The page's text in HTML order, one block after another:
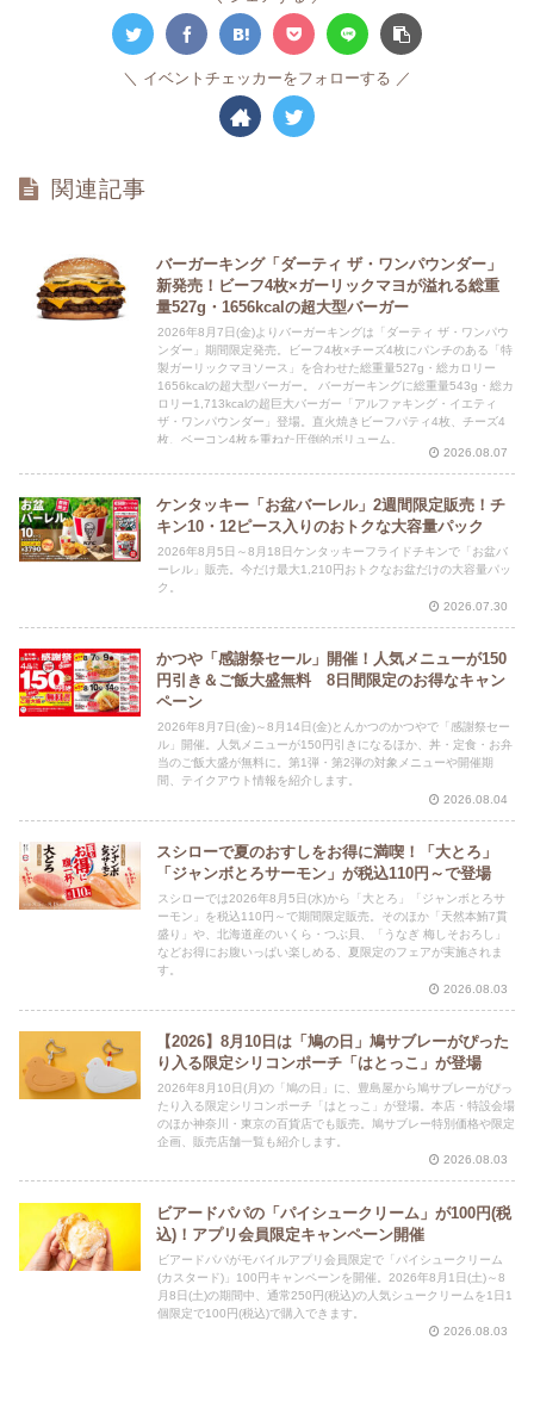
イベントチェッカーをフォローする
関連記事
バーガーキング「ダーティ ザ・ワンパウンダー」
新発売！ビーフ4枚×ガーリックマヨが溢れる総重
量527g・1656kcalの超大型バーガー
2026年8月7日(金)よりバーガーキングは「ダーティ ザ・ワンパウ
ンダー」期間限定発売。ビーフ4枚×チーズ4枚にパンチのある「特
製ガーリックマヨソース」を合わせた総重量527g・総カロリー
1656kcalの超大型バーガー。 バーガーキングに総重量543g・総カ
ロリー1,713kcalの超巨大バーガー「アルファキング・イエティ
ザ・ワンパウンダー」登場。直火焼きビーフパティ4枚、チーズ4
枚、ベーコン4枚を重ねた圧倒的ボリューム。
2026.08.07
ケンタッキー「お盆バーレル」2週間限定販売！チ
キン10・12ピース入りのおトクな大容量パック
2026年8月5日～8月18日ケンタッキーフライドチキンで「お盆バ
ーレル」販売。今だけ最大1,210円おトクなお盆だけの大容量パッ
ク。
2026.07.30
かつや「感謝祭セール」開催！人気メニューが150
円引き＆ご飯大盛無料 8日間限定のお得なキャン
ペーン
2026年8月7日(金)～8月14日(金)とんかつのかつやで「感謝祭セー
ル」開催。人気メニューが150円引きになるほか、丼・定食・お弁
当のご飯大盛が無料に。第1弾・第2弾の対象メニューや開催期
間、テイクアウト情報を紹介します。
2026.08.04
スシローで夏のおすしをお得に満喫！「大とろ」
「ジャンボとろサーモン」が税込110円～で登場
スシローでは2026年8月5日(水)から「大とろ」「ジャンボとろサ
ーモン」を税込110円～で期間限定販売。そのほか「天然本鮪7貫
盛り」や、北海道産のいくら・つぶ貝、「うなぎ 梅しそおろし」
などお得にお腹いっぱい楽しめる、夏限定のフェアが実施されま
す。
2026.08.03
【2026】8月10日は「鳩の日」鳩サブレーがぴった
り入る限定シリコンポーチ「はとっこ」が登場
2026年8月10日(月)の「鳩の日」に、豊島屋から鳩サブレーがぴっ
たり入る限定シリコンポーチ「はとっこ」が登場。本店・特設会場
のほか神奈川・東京の百貨店でも販売。鳩サブレー特別価格や限定
企画、販売店舗一覧も紹介します。
2026.08.03
ビアードパパの「パイシュークリーム」が100円(税
込)！アプリ会員限定キャンペーン開催
ビアードパパがモバイルアプリ会員限定で「パイシュークリーム
(カスタード)」100円キャンペーンを開催。2026年8月1日(土)～8
月8日(土)の期間中、通常250円(税込)の人気シュークリームを1日1
個限定で100円(税込)で購入できます。
2026.08.03